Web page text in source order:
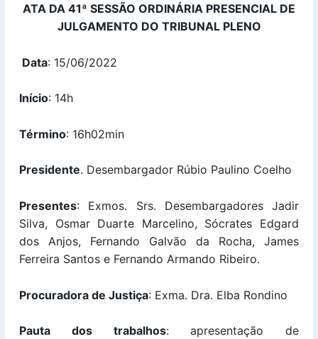
ATA DA 41ª SESSÃO ORDINÁRIA PRESENCIAL DE
JULGAMENTO DO TRIBUNAL PLENO
Data: 15/06/2022
Início: 14h
Término: 16h02min
Presidente. Desembargador Rúbio Paulino Coelho
Presentes: Exmos. Srs. Desembargadores Jadir
Silva, Osmar Duarte Marcelino, Sócrates Edgard
dos Anjos, Fernando Galvão da Rocha, James
Ferreira Santos e Fernando Armando Ribeiro.
Procuradora de Justiça: Exma. Dra. Elba Rondino
Pauta dos trabalhos: apresentação de